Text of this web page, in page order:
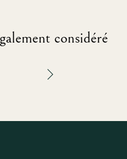
considéré